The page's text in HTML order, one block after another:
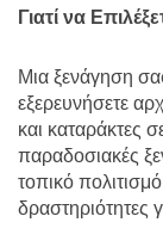
Γιατί να
Μια ξενάγηση
εξερευνήσετε
και καταράκτες
παραδοσιακές
τοπικό
δραστηριότητες